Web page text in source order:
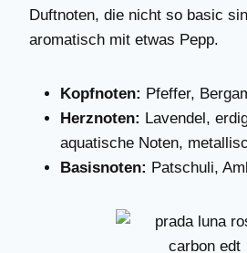
Duftnoten, die nicht so basic
aromatisch mit etwas Pepp.
Kopfnoten: Pfeffer,
Herznoten: Lavendel,
aquatische Noten,
Basisnoten: Patschuli,